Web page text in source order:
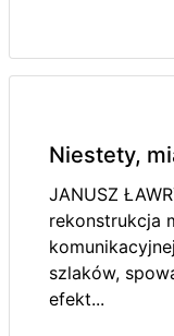
Niestety,
JANUSZ
rekonstrukcja
szlaków,
efekt...